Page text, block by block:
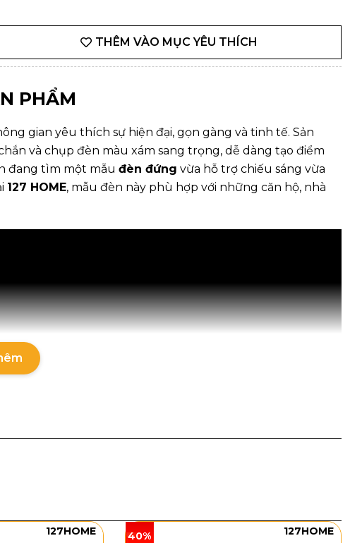
THÊM VÀO MỤC YÊU THÍCH
PHẨM
gian yêu thích sự hiện đại, gọn gàng và tinh tế. Sản
và chụp đèn màu xám sang trọng, dễ dàng tạo điểm
đang tìm một mẫu đèn đứng vừa hỗ trợ chiếu sáng vừa
127 HOME, mẫu đèn này phù hợp với những căn hộ, nhà
127HOME 40% 127HOME